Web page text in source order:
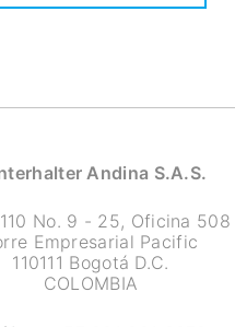
Andina S.A.S.
No. 9 - 25, Oficina 508
Empresarial Pacific
110111 Bogotá D.C.
COLOMBIA